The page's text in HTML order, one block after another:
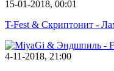
15-01-2018, 00:01
T-Fest & Скриптонит -
4-11-2018, 21:00